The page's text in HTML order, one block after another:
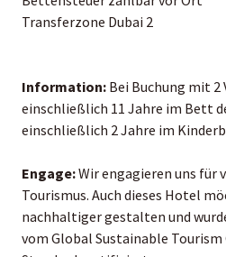
Transferzone Dubai 2
Information: Bei Buchung mit 2
einschließlich 11 Jahre im Bett
einschließlich 2 Jahre im
Engage:Wir engagieren uns
Tourismus. Auch dieses Hotel
nachhaltiger gestalten und
vom Global Sustainable